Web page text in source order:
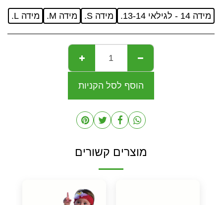
מידה 14 - לגילאי 13-14. מידה S. מידה M. מידה L.
הוסף לסל הקניות
מוצרים קשורים